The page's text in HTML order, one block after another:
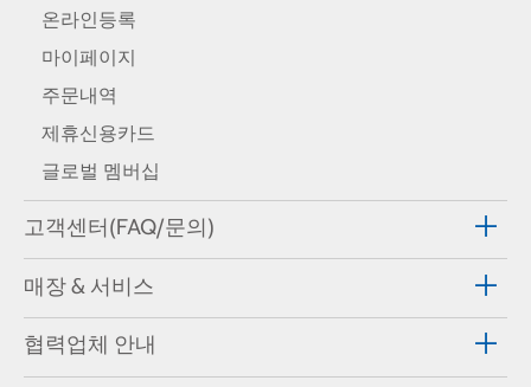
온라인등록
마이페이지
주문내역
제휴신용카드
글로벌 멤버십
고객센터(FAQ/문의)
매장 & 서비스
협력업체 안내